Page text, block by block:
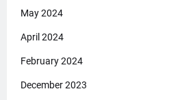
May 2024
April 2024
February 2024
December 2023